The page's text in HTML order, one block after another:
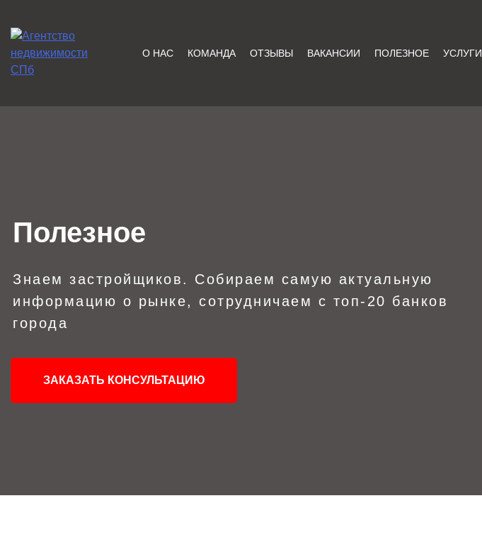
content
Недвижимости, Покупка,
О НАС КОМАНДА ОТЗЫВЫ ВАКАНСИИ ПОЛЕЗНОЕ УСЛУГИ
Полезное
Знаем застройщиков. Собираем самую актуальную
информацию о рынке, сотрудничаем с топ-20 банков
города
ЗАКАЗАТЬ КОНСУЛЬТАЦИЮ